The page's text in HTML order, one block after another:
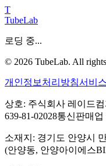
T
TubeLab
로딩 중...
© 2026 TubeLab. All
개인정보처리방침서비
상호: 주식회사 레이드컴
639-81-02028통신판매업
소재지: 경기도 안양시
(안양동, 안양아이에스